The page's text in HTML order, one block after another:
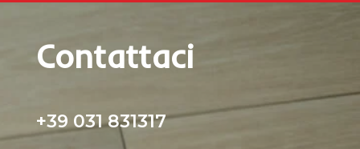
Contattaci
+39 031 831317